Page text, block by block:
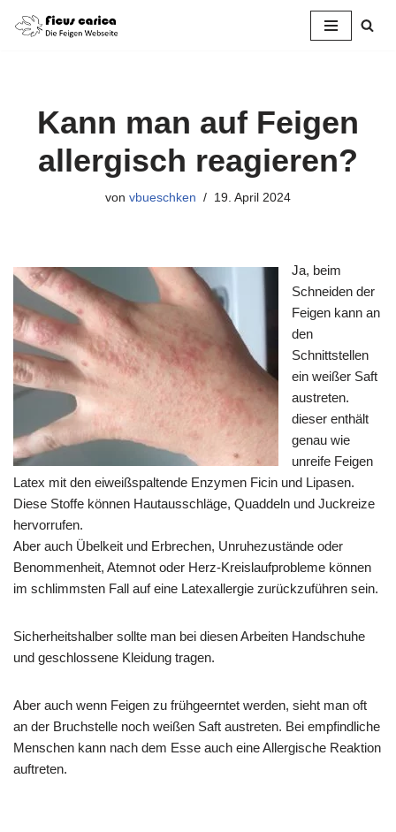
Kann man auf Feigen
allergisch reagieren?
von vbueschken 19. April 2024
Ja, beim
Schneiden der
Feigen kann an
den
Schnittstellen
ein weißer Saft
austreten.
dieser enthält
genau wie
unreife Feigen
Latex mit den eiweißspaltende Enzymen Ficin und Lipasen.
Diese Stoffe können Hautausschläge, Quaddeln und Juckreize
hervorrufen.
Aber auch Übelkeit und Erbrechen, Unruhezustände oder
Benommenheit, Atemnot oder Herz-Kreislaufprobleme können
im schlimmsten Fall auf eine Latexallergie zurückzuführen sein.
Sicherheitshalber sollte man bei diesen Arbeiten Handschuhe
und geschlossene Kleidung tragen.
Aber auch wenn Feigen zu frühgeerntet werden, sieht man oft
an der Bruchstelle noch weißen Saft austreten. Bei empfindliche
Menschen kann nach dem Esse auch eine Allergische Reaktion
auftreten.